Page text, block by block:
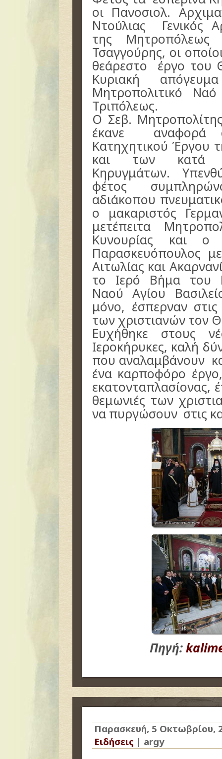
οι Πανοσιολ.
Ντούλιας Γενικός
της
Τσαγγούρης, οι
θεάρεστο έργο του
Κυριακή
Μητροπολιτικό
Τριπόλεως.
Ο Σεβ.
έκανε αναφορά
Κατηχητικού Έργου
και των κατά
Κηρυγμάτων.
φέτος
αδιάκοπου
ο μακαριστός
μετέπειτα
Κυνουρίας και ο
Παρασκευόπουλος
Αιτωλίας και
το Ιερό Βήμα του
Ναού Αγίου
μόνο, έσπερναν
των χριστιανών τον
Ευχήθηκε στους
Ιεροκήρυκες, καλή
που αναλαμβάνουν
ένα καρποφόρο
εκατονταπλασίονας,
θεμωνιές των
να πυργώσουν στις
Πηγή:
Παρασκευή, 5 Οκτωβρίου,
Ειδήσεις | argy